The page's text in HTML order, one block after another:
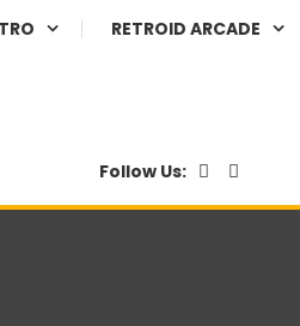
RETROID ARCADE
Follow Us: